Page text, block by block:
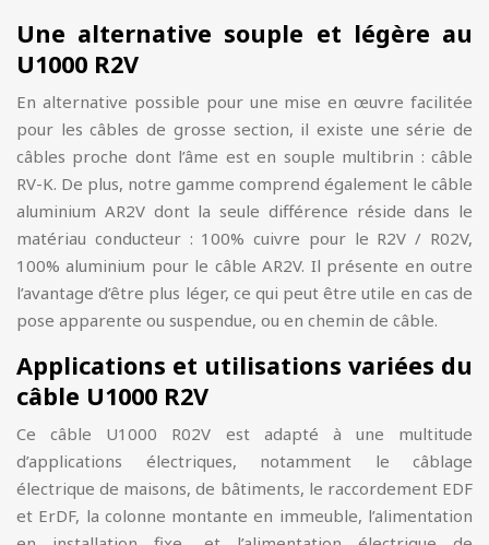
Une alternative souple et légère au
U1000 R2V
En alternative possible pour une mise en œuvre facilitée
pour les câbles de grosse section, il existe une série de
câbles proche dont l’âme est en souple multibrin : câble
RV-K. De plus, notre gamme comprend également le câble
aluminium AR2V dont la seule différence réside dans le
matériau conducteur : 100% cuivre pour le R2V / R02V,
100% aluminium pour le câble AR2V. Il présente en outre
l’avantage d’être plus léger, ce qui peut être utile en cas de
pose apparente ou suspendue, ou en chemin de câble.
Applications et utilisations variées du
câble U1000 R2V
Ce câble U1000 R02V est adapté à une multitude
d’applications électriques, notamment le câblage
électrique de maisons, de bâtiments, le raccordement EDF
et ErDF, la colonne montante en immeuble, l’alimentation